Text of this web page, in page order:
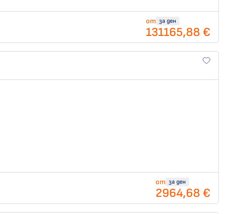
от за ден
131165,88 €
от за ден
2964,68 €